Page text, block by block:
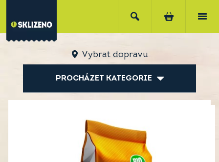
Vybrat dopravu
PROCHÁZET KATEGORIE